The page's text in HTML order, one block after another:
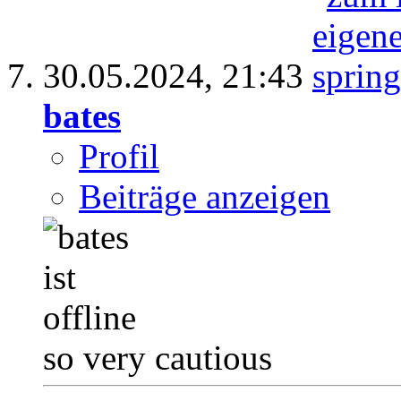
30.05.2024, 21:43
bates
Profil
Beiträge anzeigen
so very cautious